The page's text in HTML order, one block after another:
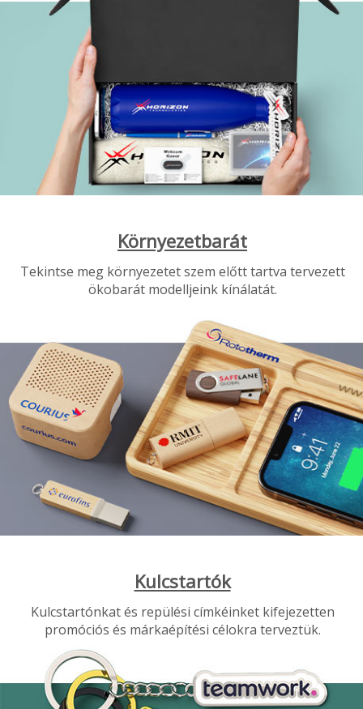
Környezetbarát
Tekintse meg környezetet szem előtt tartva tervezett
ökobarát modelljeink kínálatát.
Kulcstartók
Kulcstartónkat és repülési címkéinket kifejezetten
promóciós és márkaépítési célokra terveztük.